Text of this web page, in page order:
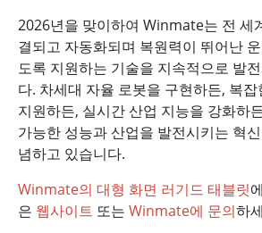
2026년을 맞이하여 Winmate는 전 세
결되고 자동화되며 복원력이 뛰어난
도록 지원하는 기술을 지속적으로 발
다. 차세대 자율 로봇을 구현하든, 복
지원하든, 실시간 산업 지능을 강화하
가능한 성능과 산업을 발전시키는 혁
념하고 있습니다.
Winmate의 대형 화면 러기드 태블릿
은 웹사이트 또는 Winmate에 문의하